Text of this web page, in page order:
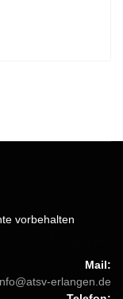
vorbehalten
Mail:
erlangen.de